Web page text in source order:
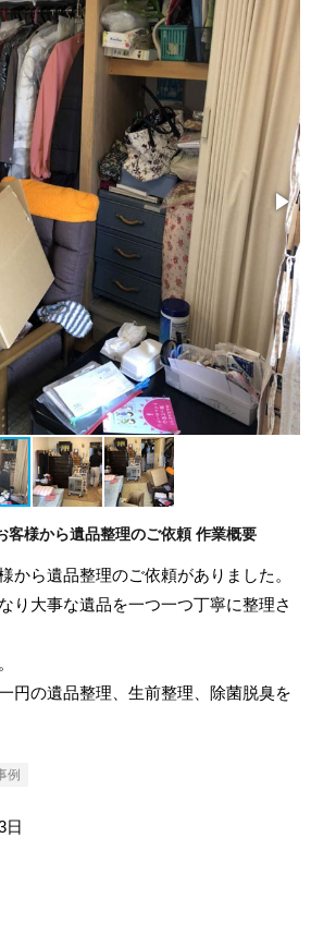
客様から遺品整理のご依頼 作業概要
から遺品整理のご依頼がありました。
り大事な遺品を一つ一つ丁寧に整理さ
円の遺品整理、生前整理、除菌脱臭を
例
日